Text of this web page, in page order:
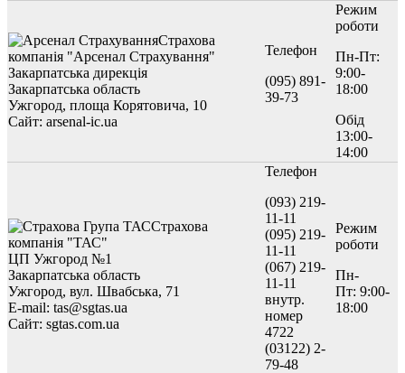
Страхова
компанія "Арсенал Страхування"
Закарпатська дирекція
Закарпатська область
Ужгород, площа Корятовича, 10
Сайт: arsenal-ic.ua
Телефон
(095) 891-
39-73
Режим
роботи
Пн-Пт:
9:00-
18:00
Обід
13:00-
14:00
Страхова
компанія "ТАС"
ЦП Ужгород №1
Закарпатська область
Ужгород, вул. Швабська, 71
E-mail: tas@sgtas.ua
Сайт: sgtas.com.ua
Телефон
(093) 219-
11-11
(095) 219-
11-11
(067) 219-
11-11
внутр.
номер
4722
(03122) 2-
79-48
Режим
роботи
Пн-
Пт: 9:00-
18:00